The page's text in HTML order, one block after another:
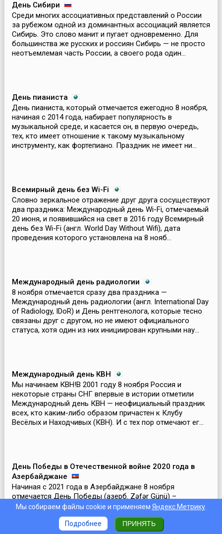
День Сибири
Среди многих ассоциативных представлений о России
за рубежом одной из доминантных ассоциаций является
Сибирь. Это слово манит и пугает одновременно. Для
большинства же русских и россиян Сибирь — не просто
неотъемлемая часть России, а своего рода один...
День пианиста
День пианиста, который отмечается ежегодно 8 ноября,
начиная с 2014 года, набирает популярность в
музыкальной среде, и касается он, в первую очередь,
тех, кто имеет отношение к такому музыкальному
инструменту, как фортепиано. Праздник не имеет ни...
Всемирный день без Wi-Fi
Словно зеркальное отражение друг друга сосуществуют
два праздника: Международный день Wi-Fi, отмечаемый
20 июня, и появившийся на свет в 2016 году Всемирный
день без Wi-Fi (англ. World Day Without Wifi), дата
проведения которого установлена на 8 нояб...
Международный день радиологии
8 ноября отмечается сразу два праздника —
Международный день радиологии (англ. International Day
of Radiology, IDoR) и День рентгенолога, которые тесно
связаны друг с другом, но не имеют официального
статуса, хотя один из них инициирован крупными нау...
Международный день КВН
Мы начинаем КВН!В 2001 году 8 ноября Россия и
некоторые страны СНГ впервые в истории отметили
Международный день КВН — неофициальный праздник
всех, кто каким-либо образом причастен к Клубу
Весёлых и Находчивых (КВН). И с тех пор отмечают ег...
День Победы в Отечественной войне 2020 года в
Азербайджане
Начиная с 2021 года в Азербайджане 8 ноября
отмечается День Победы (азерб. Zəfər Günü) –
праздник победы в Отечественной войне 2020 года. Он
установлен распоряжением Президента Республики от 2
декабря 2020 года и является государственным
Мы собираем файлы cookie и применяем Яндекс.Метрику.
Подробнее ПРИНЯТЬ